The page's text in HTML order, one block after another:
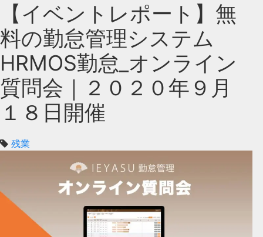
【イベントレポート】無
料の勤怠管理システム
HRMOS勤怠_オンライン
質問会｜２０２０年９月
１８日開催
残業